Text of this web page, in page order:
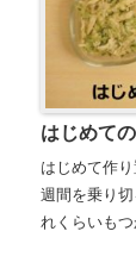
はじめて
はじめて作
週間を乗り
れくらいも